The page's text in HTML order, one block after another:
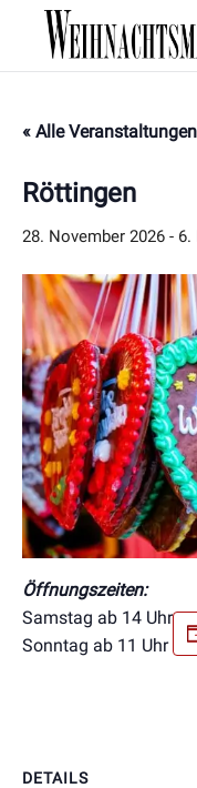
« Alle Veranstaltungen
Röttingen
28. November 2026 - 6.
Öffnungszeiten:
Samstag ab 14 Uhr
Sonntag ab 11 Uhr
DETAILS